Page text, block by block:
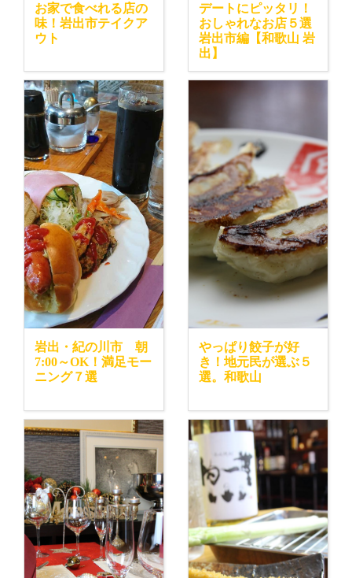
お家で食べれる店の
味！岩出市テイクア
ウト
デートにピッタリ！
おしゃれなお店５選
岩出市編【和歌山 岩
出】
岩出・紀の川市 朝
7:00～OK！満足モー
ニング７選
やっぱり餃子が好
き！地元民が選ぶ５
選。和歌山